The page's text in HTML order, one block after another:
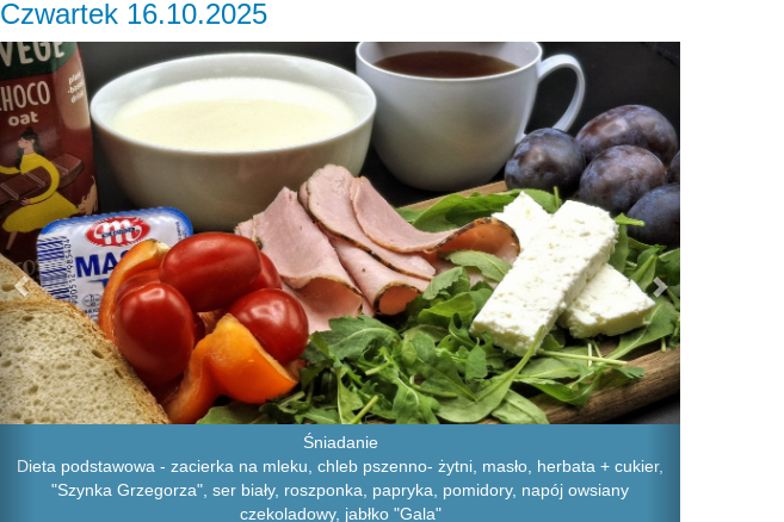
Czwartek 16.10.2025
Śniadanie
Dieta podstawowa - zacierka na mleku, chleb pszenno- żytni, masło, herbata + cukier,
"Szynka Grzegorza", ser biały, roszponka, papryka, pomidory, napój owsiany
czekoladowy, jabłko "Gala"
Previous Next